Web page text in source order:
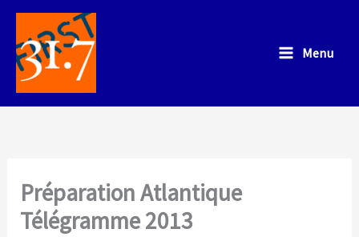
Aller
contenu
Menu
Préparation Atlantique
Télégramme 2013